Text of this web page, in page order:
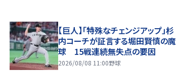
【巨人】「特殊なチェンジアップ」杉
内コーチが証言する堀田賢慎の魔
球 15戦連続無失点の要因
2026/08/08 11:00野球